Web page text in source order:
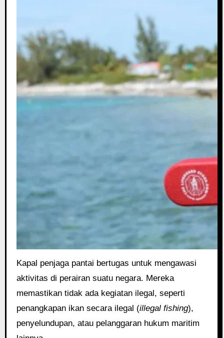
Kapal penjaga pantai bertugas untuk mengawasi
aktivitas di perairan suatu negara. Mereka
memastikan tidak ada kegiatan ilegal, seperti
penangkapan ikan secara ilegal (illegal fishing),
penyelundupan, atau pelanggaran hukum maritim